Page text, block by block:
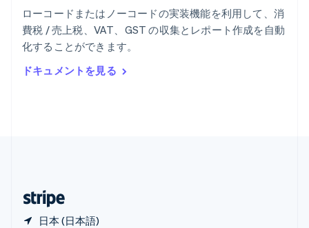
ローコードまたはノーコードの実装機能を利用して、消
費税 / 売上税、VAT、GST の収集とレポート作成を自動
化することができます。
ドキュメントを見る
日本 (日本語)
リトアニア
English
リヒテンシュタイン
DeutschEnglish
ルーマニア
English